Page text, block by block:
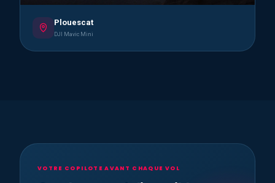
Plouescat
DJI Mavic Mini
VOTRE COPILOTE AVANT CHAQUE VOL